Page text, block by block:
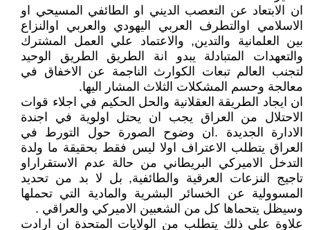
ان الابتعاد عن التعصب الديني او الطائفي المسيحي او
الاسلامي اوالتطرف العربي اليهودي والعربي اوالنزاع
بين العلمانية والتدين, والاعتماد علي العمل المشترك
والتعهدات المتبادلة يبدو انة الطريق الطريق الوحيد
لتجنب العالم تبعات الكوارث الناجمة عن الاخفاق في
معالجة وحسم المشكلات الثلاث المشار اليها.
ان ايجاد الطريقة العقلانية والحل الحكيم في اجلاء قوات
الاحتلال من العراق يجب ان يحتل اولوية في اجندة
الادارة الجديدة .ان وضوح الصورة حول التورط في
العراق يتطلب الاعتراف اولا ليس فقط بحقيقة ما ولدة
التدخل الاميركي البريطاني من حالة عدم الاستقراراو
تاجيج النزعات العرقية والطائفية, بل لا بد من تحديد
المسوولية عن الخسائر البشرية والمادية التي تحملها
وسيظل يتحماها كل من الشعبين الاميركي والعراقي .
علاوة علي ذلك يتطلب من الولايات المتحدة ان ارادت